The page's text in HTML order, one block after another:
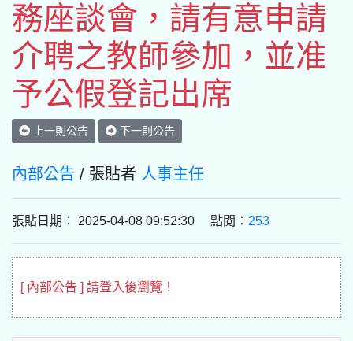
務座談會，請有意申請
介聘之教師參加，並准
予公假登記出席
上一則公告 下一則公告
內部公告 / 張貼者 人事主任
張貼日期： 2025-04-08 09:52:30 點閱： 253
[ 內部公告 ] 請登入後瀏覽！